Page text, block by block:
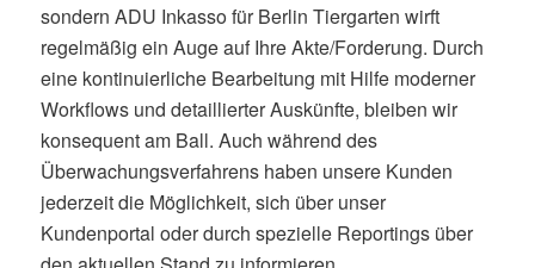
sondern ADU Inkasso für Berlin Tiergarten wirft
regelmäßig ein Auge auf Ihre Akte/Forderung. Durch
eine kontinuierliche Bearbeitung mit Hilfe moderner
Workflows und detaillierter Auskünfte, bleiben wir
konsequent am Ball. Auch während des
Überwachungsverfahrens haben unsere Kunden
jederzeit die Möglichkeit, sich über unser
Kundenportal oder durch spezielle Reportings über